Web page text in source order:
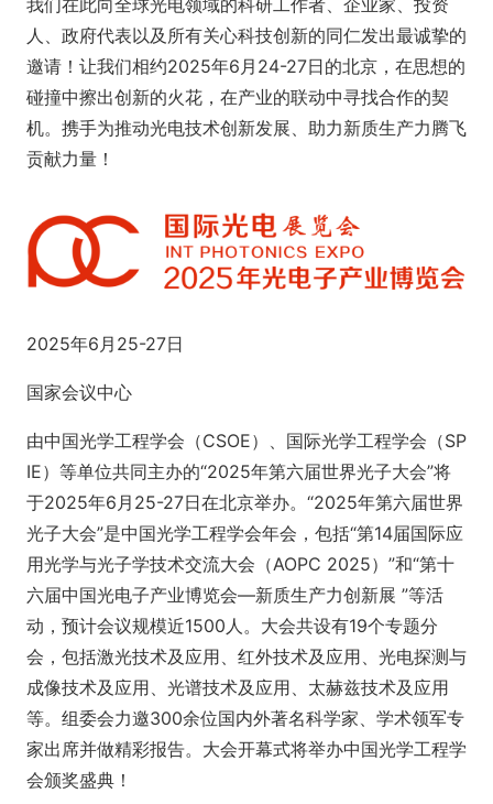
我们在此向全球光电领域的科研工作者、企业家、投资
人、政府代表以及所有关心科技创新的同仁发出最诚挚的
邀请！让我们相约2025年6月24-27日的北京，在思想的
碰撞中擦出创新的火花，在产业的联动中寻找合作的契
机。携手为推动光电技术创新发展、助力新质生产力腾飞
贡献力量！
2025年6月25-27日
国家会议中心
由中国光学工程学会（CSOE）、国际光学工程学会（SP
IE）等单位共同主办的“2025年第六届世界光子大会”将
于2025年6月25-27日在北京举办。“2025年第六届世界
光子大会”是中国光学工程学会年会，包括“第14届国际应
用光学与光子学技术交流大会（AOPC 2025）”和“第十
六届中国光电子产业博览会—新质生产力创新展 ”等活
动，预计会议规模近1500人。大会共设有19个专题分
会，包括激光技术及应用、红外技术及应用、光电探测与
成像技术及应用、光谱技术及应用、太赫兹技术及应用
等。组委会力邀300余位国内外著名科学家、学术领军专
家出席并做精彩报告。大会开幕式将举办中国光学工程学
会颁奖盛典！